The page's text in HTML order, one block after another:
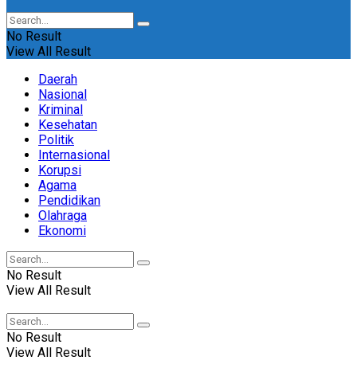
No Result
View All Result
Daerah
Nasional
Kriminal
Kesehatan
Politik
Internasional
Korupsi
Agama
Pendidikan
Olahraga
Ekonomi
No Result
View All Result
No Result
View All Result